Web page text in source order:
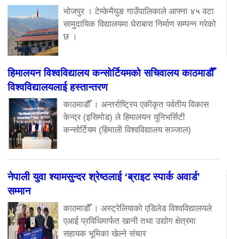
भोजपुर । टेम्केमैयुङ गाउँपालिकाले आफ्ना ४५ वटा
सामुदायिक विद्यालयमा घेराबारा निर्माण सम्पन्न गरेको
छ ।
हिमालयन विश्वविद्यालय कन्सोर्टियमको सचिवालय काठमाडौँ
विश्वविद्यालयलाई हस्तान्तरण
काठमाडौँ । अन्तर्राष्ट्रिय एकीकृत पर्वतीय विकास
केन्द्र (इसिमोड) ले हिमालयन युनिभर्सिटी
कन्सोर्टियम (हिमाली विश्वविद्यालय सञ्जाल)
नेपाली युवा श्यामसुन्दर श्रेष्ठलाई ‘ब्राइट स्पार्क अवार्ड’
सम्मान
काठमाडौँ । अस्ट्रेलियाको एडिलेड विश्वविद्यालयले
एआई प्रविधिमार्फत खानी तथा उद्योग क्षेत्रमा
सहायक भूमिका खेल्ने संचार